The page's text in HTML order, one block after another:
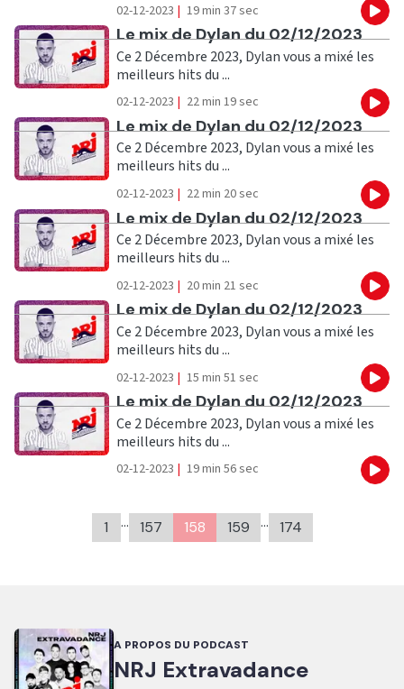
02-12-2023 | 19 min 37 sec
Ecouter
Le mix de Dylan du 02/12/2023
Ce 2 Décembre 2023, Dylan vous a mixé les
meilleurs hits du ...
02-12-2023 | 22 min 19 sec
Ecouter
Le mix de Dylan du 02/12/2023
Ce 2 Décembre 2023, Dylan vous a mixé les
meilleurs hits du ...
02-12-2023 | 22 min 20 sec
Ecouter
Le mix de Dylan du 02/12/2023
Ce 2 Décembre 2023, Dylan vous a mixé les
meilleurs hits du ...
02-12-2023 | 20 min 21 sec
Ecouter
Le mix de Dylan du 02/12/2023
Ce 2 Décembre 2023, Dylan vous a mixé les
meilleurs hits du ...
02-12-2023 | 15 min 51 sec
Ecouter
Le mix de Dylan du 02/12/2023
Ce 2 Décembre 2023, Dylan vous a mixé les
meilleurs hits du ...
02-12-2023 | 19 min 56 sec
1 … 157 158 159 … 174
A PROPOS DU PODCAST
NRJ Extravadance